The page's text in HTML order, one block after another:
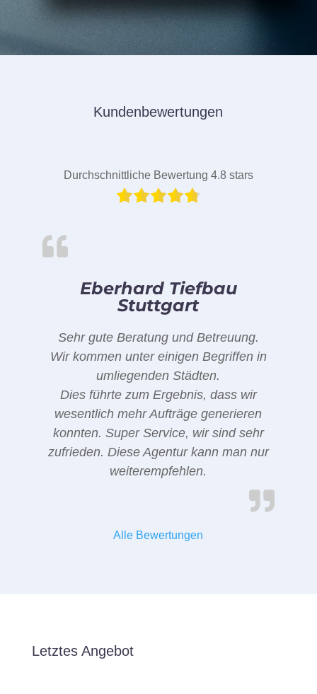
Kundenbewertungen
Durchschnittliche Bewertung 4.8 stars
Eberhard Tiefbau
Stuttgart
Sehr gute Beratung und Betreuung.
Wir kommen unter einigen Begriffen in
umliegenden Städten.
Dies führte zum Ergebnis, dass wir
wesentlich mehr Aufträge generieren
konnten. Super Service, wir sind sehr
zufrieden. Diese Agentur kann man nur
weiterempfehlen.
Alle Bewertungen
Letztes Angebot